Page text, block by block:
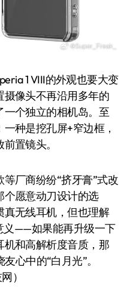
1 VIII的外观也要大变
像头不再沿用多年的
个独立的相机岛。至
种是挖孔屏+窄边框，
置镜头。
厂商纷纷“挤牙膏”式改
愿意动刀设计的选
无线耳机，但也理解
义——如果能再升级一下
和高解析度音质，那
心中的“白月光”。
）